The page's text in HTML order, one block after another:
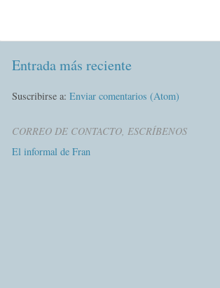
Entrada más reciente
Suscribirse a: Enviar comentarios (Atom)
CORREO DE CONTACTO, ESCRÍBENOS
El informal de Fran